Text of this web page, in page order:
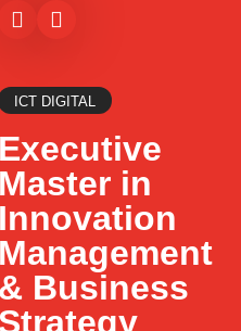
ICT DIGITAL
Executive
Master in
Innovation
Management
& Business
Strategy